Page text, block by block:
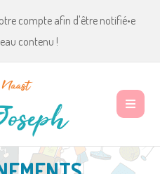
compte afin d'être notifié•e
contenu !